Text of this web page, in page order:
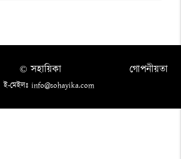
গোপনীয়তা
© সহায়িকা
ই-মেইলঃ info@sohayika.com